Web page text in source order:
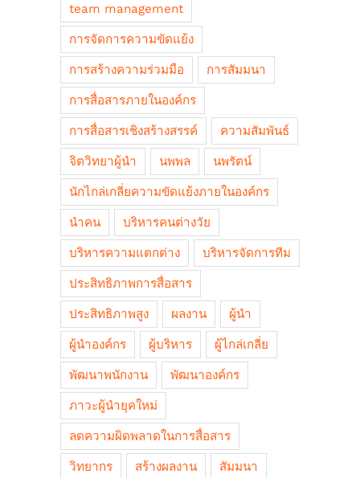
team management
การจัดการความขัดแย้ง
การสร้างความร่วมมือ การสัมมนา
การสื่อสารภายในองค์กร
การสื่อสารเชิงสร้างสรรค์ ความสัมพันธ์
จิตวิทยาผู้นำ นพพล นพรัตน์
นักไกล่เกลี่ยความขัดแย้งภายในองค์กร
นำคน บริหารคนต่างวัย
บริหารความแตกต่าง บริหารจัดการทีม
ประสิทธิภาพการสื่อสาร
ประสิทธิภาพสูง ผลงาน ผู้นำ
ผู้นำองค์กร ผู้บริหาร ผู้ไกล่เกลี่ย
พัฒนาพนักงาน พัฒนาองค์กร
ภาวะผู้นำยุคใหม่
ลดความผิดพลาดในการสื่อสาร
วิทยากร สร้างผลงาน สัมมนา